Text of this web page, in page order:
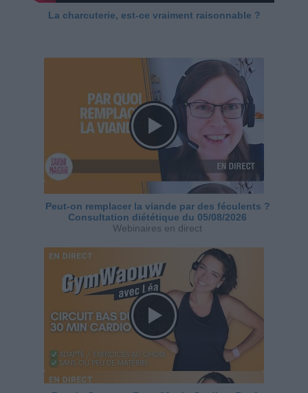
La charcuterie, est-ce vraiment raisonnable ?
Peut-on remplacer la viande par des féculents ?
Consultation diététique du 05/08/2026
Webinaires en direct